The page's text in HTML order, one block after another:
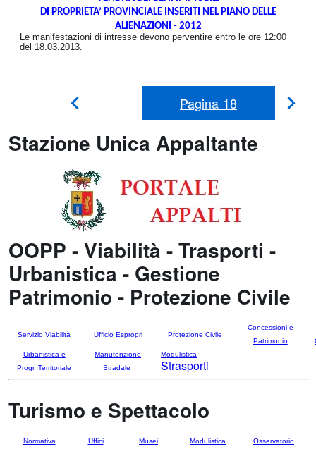
DI PROPRIETA’ PROVINCIALE INSERITI NEL PIANO DELLE
ALIENAZIONI - 2012
Le manifestazioni di intresse devono perventire entro le ore 12:00
del 18.03.2013.
Pagina 18
Stazione Unica Appaltante
OOPP - Viabilità - Trasporti -
Urbanistica - Gestione
Patrimonio - Protezione Civile
Servizio Viabilità Ufficio Espropri Protezione Civile
Concessioni e
Patrimonio
Urbanistica e
Progr. Territoriale
Manutenzione
Stradale
Modulistica
Strasporti
Turismo e Spettacolo
Normativa Uffici Musei Modulistica Osservatorio